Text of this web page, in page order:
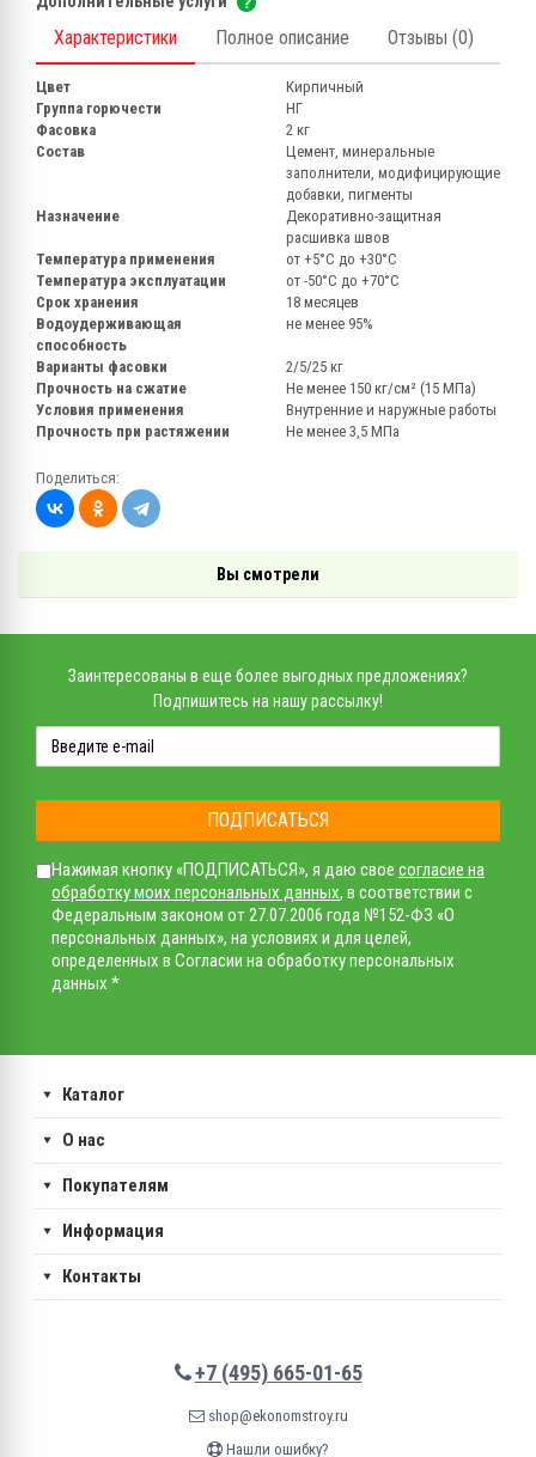
Характеристики Полное описание Отзывы (0)
Цвет
Кирпичный
Группа горючести
НГ
Фасовка
2 кг
Состав
Цемент, минеральные
заполнители, модифицирующие
добавки, пигменты
Назначение
Декоративно-защитная
расшивка швов
Температура применения
от +5°C до +30°C
Температура эксплуатации
от -50°С до +70°С
Срок хранения
18 месяцев
Водоудерживающая
способность
не менее 95%
Варианты фасовки
2/5/25 кг
Прочность на сжатие
Не менее 150 кг/см² (15 МПа)
Условия применения
Внутренние и наружные работы
Прочность при растяжении
Не менее 3,5 МПа
Поделиться:
Вы смотрели
Заинтересованы в еще более выгодных предложениях?
Подпишитесь на нашу рассылку!
ПОДПИСАТЬСЯ
Нажимая кнопку «ПОДПИСАТЬСЯ», я даю свое согласие на
обработку моих персональных данных, в соответствии с
Федеральным законом от 27.07.2006 года №152-ФЗ «О
персональных данных», на условиях и для целей,
определенных в Согласии на обработку персональных
данных *
Каталог
О нас
Покупателям
Информация
Контакты
+7 (495) 665-01-65
shop@ekonomstroy.ru
Нашли ошибку?